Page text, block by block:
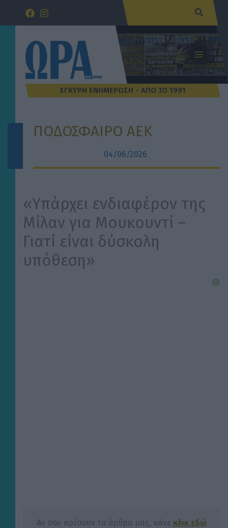
Μετάβαση
ΠΟΔΟΣΦΑΙΡΟ ΑΕΚ
04/06/2026
«Υπάρχει ενδιαφέρον της
Μίλαν για Μουκουντί –
Γιατί είναι δύσκολη
υπόθεση»
Αν σου αρέσουν τα άρθρα μας, κάνε κλικ εδώ